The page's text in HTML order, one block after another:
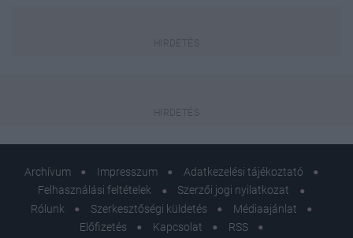
Archívum Impresszum
Adatkezelési tájékoztató
Felhasználási feltételek
Szerzői jogi nyilatkozat
Rólunk
Szerkesztőségi küldetés
Médiaajánlat
Előfizetés
Kapcsolat
RSS